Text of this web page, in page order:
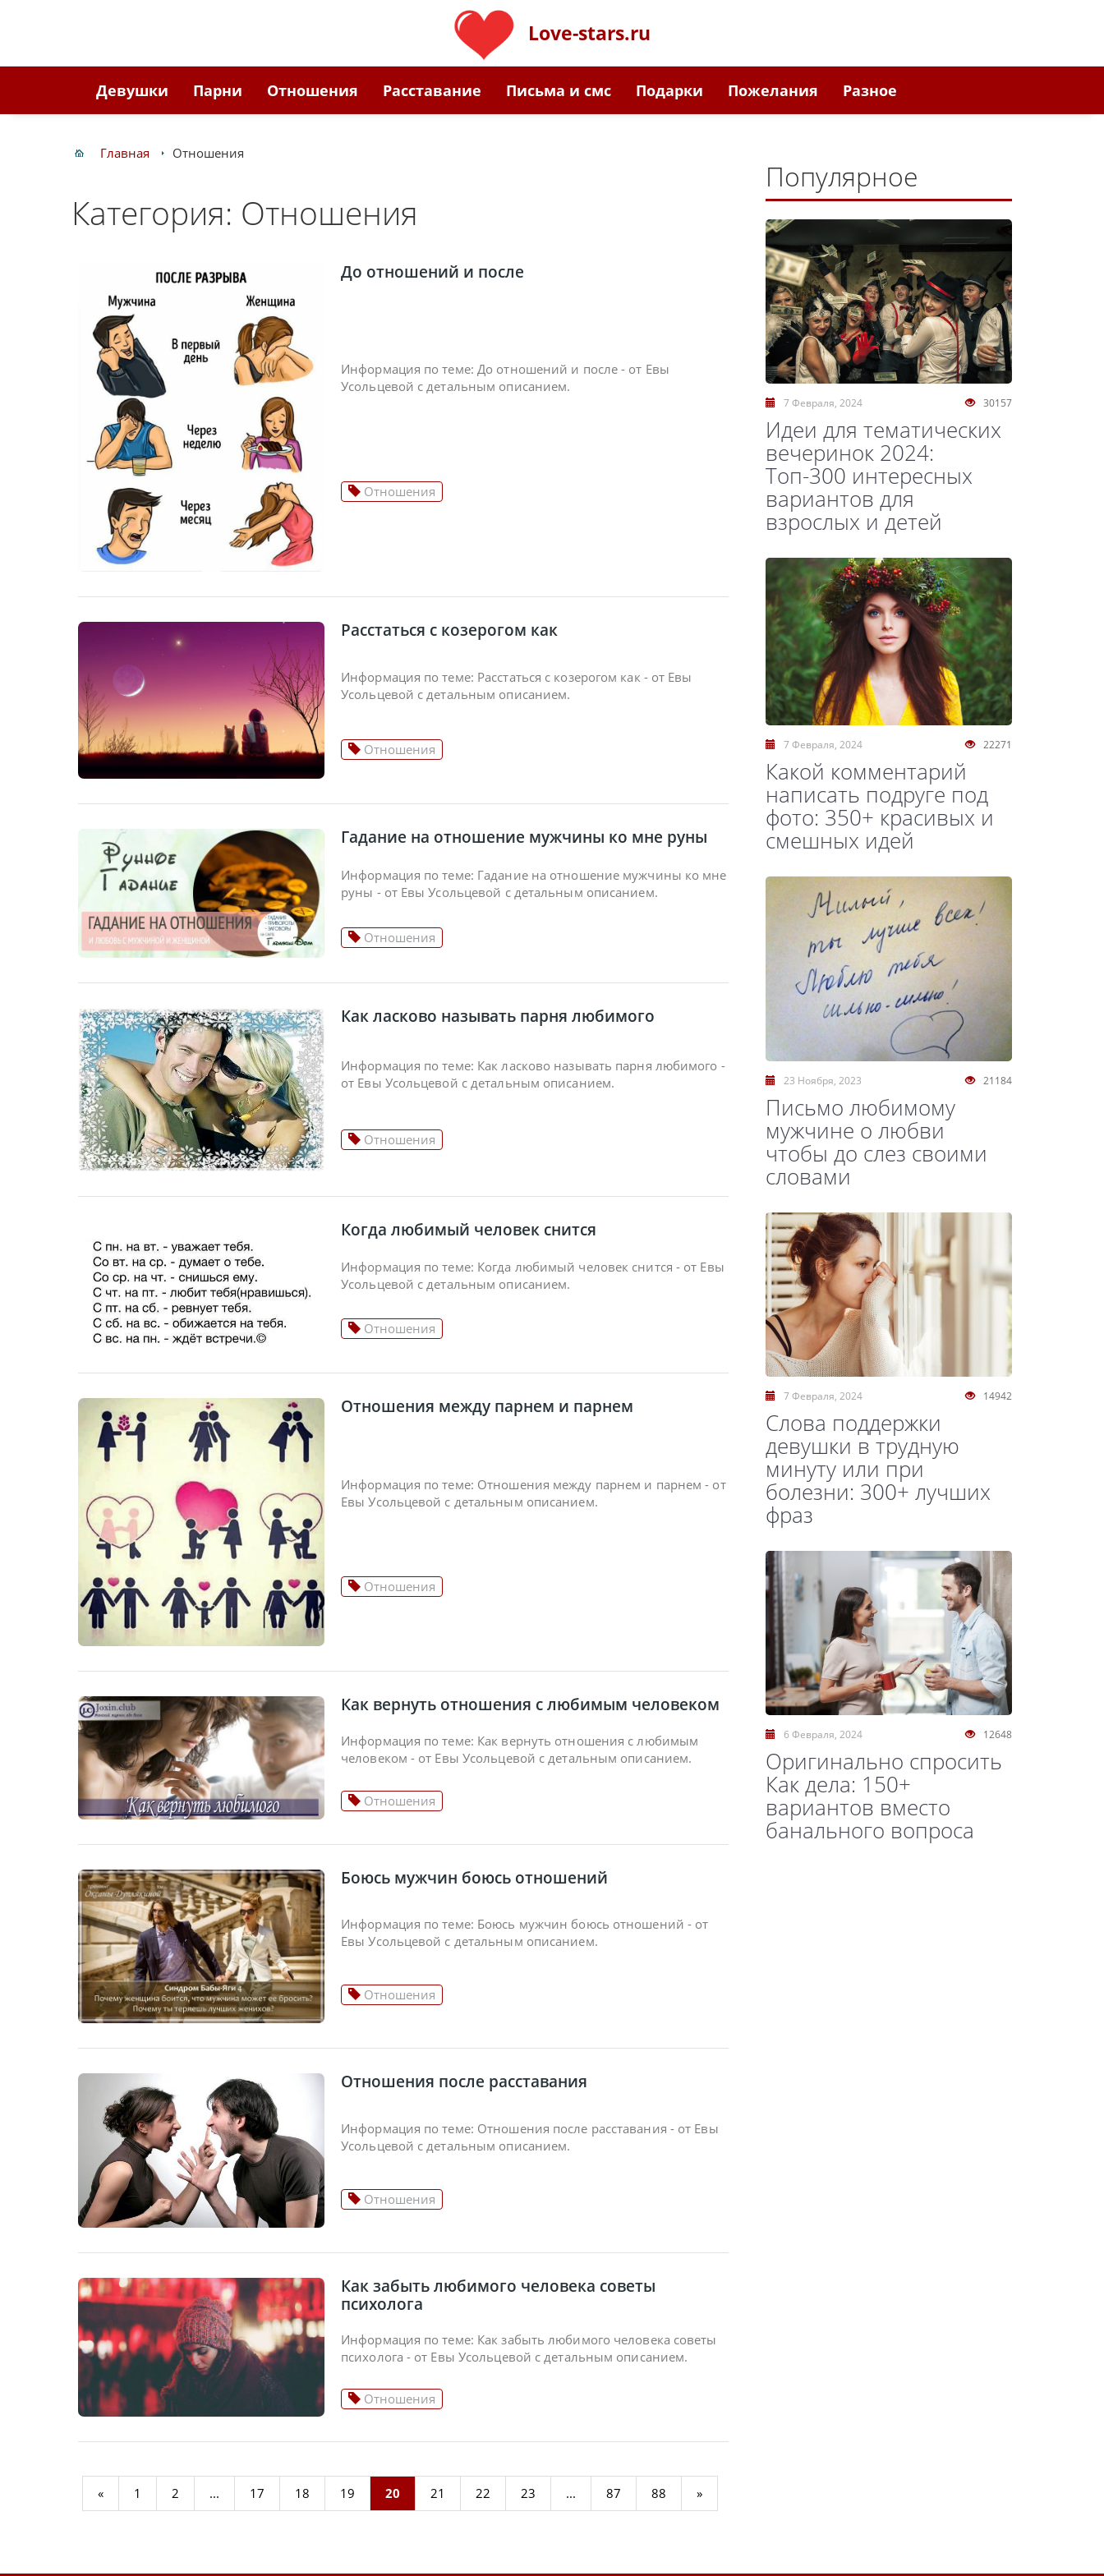
Love-stars.ru
Девушки Парни Отношения Расставание Письма и смс Подарки Пожелания Разное
Главная Отношения
Категория: Отношения
До отношений и после
Информация по теме: До отношений и после - от Евы
Усольцевой с детальным описанием.
Отношения
Расстаться с козерогом как
Информация по теме: Расстаться с козерогом как - от Евы
Усольцевой с детальным описанием.
Отношения
Гадание на отношение мужчины ко мне руны
Информация по теме: Гадание на отношение мужчины ко мне
руны - от Евы Усольцевой с детальным описанием.
Отношения
Как ласково называть парня любимого
Информация по теме: Как ласково называть парня любимого -
от Евы Усольцевой с детальным описанием.
Отношения
Когда любимый человек снится
Информация по теме: Когда любимый человек снится - от Евы
Усольцевой с детальным описанием.
Отношения
Отношения между парнем и парнем
Информация по теме: Отношения между парнем и парнем - от
Евы Усольцевой с детальным описанием.
Отношения
Как вернуть отношения с любимым человеком
Информация по теме: Как вернуть отношения с любимым
человеком - от Евы Усольцевой с детальным описанием.
Отношения
Боюсь мужчин боюсь отношений
Информация по теме: Боюсь мужчин боюсь отношений - от
Евы Усольцевой с детальным описанием.
Отношения
Отношения после расставания
Информация по теме: Отношения после расставания - от Евы
Усольцевой с детальным описанием.
Отношения
Как забыть любимого человека советы
психолога
Информация по теме: Как забыть любимого человека советы
психолога - от Евы Усольцевой с детальным описанием.
Отношения
« 1 2 ... 17 18 19 20 21 22 23 ... 87 88 »
Популярное
30157
7 Февраля, 2024
Идеи для тематических
вечеринок 2024:
Топ-300 интересных
вариантов для
взрослых и детей
22271
7 Февраля, 2024
Какой комментарий
написать подруге под
фото: 350+ красивых и
смешных идей
21184
23 Ноября, 2023
Письмо любимому
мужчине о любви
чтобы до слез своими
словами
14942
7 Февраля, 2024
Слова поддержки
девушки в трудную
минуту или при
болезни: 300+ лучших
фраз
12648
6 Февраля, 2024
Оригинально спросить
Как дела: 150+
вариантов вместо
банального вопроса